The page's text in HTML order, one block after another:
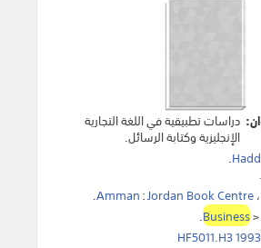
دراسات تطبيقية في اللغة التجارية
الإنجليزية وكتابة الرسائل.
.
.
Amman:Jordan Book Centre،
.
Business>
.
HF5011.H3 1993